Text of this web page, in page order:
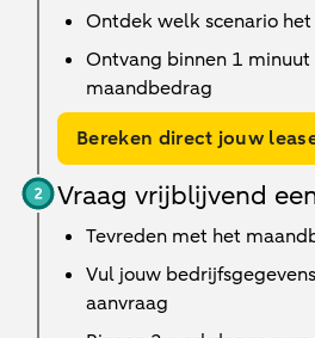
Ontdek welk scenario
Ontvang binnen 1
maandbedrag
Bereken direct jouw
Vraag vrijblijvend
Tevreden met het
Vul jouw
aanvraag